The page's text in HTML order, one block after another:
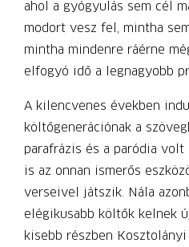
ahol a gyógyulás sem cél
modort vesz fel, mintha
mintha mindenre ráérne
elfogyó idő a legnagyobb
A kilencvenes években
költőgenerációnak a
parafrázis és a paródia volt
is az onnan ismerős
verseivel játszik. Nála
elégikusabb költők kelnek
kisebb részben